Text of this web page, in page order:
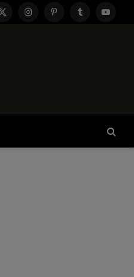
X
InstagramPinterestTumblr